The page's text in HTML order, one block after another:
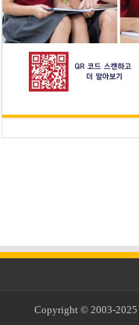
Copyright © 2003-2025